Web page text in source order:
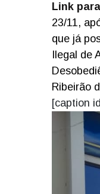
Link
23/11,
que já
Ilegal
Ribeirão
[caption